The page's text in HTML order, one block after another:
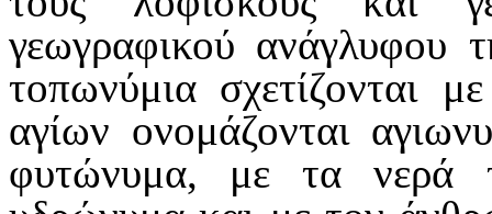
γεωγραφικού ανάγλυφου
τοπωνύμια σχετίζονται
αγίων ονομάζονται
φυτώνυμα, με τα νερά